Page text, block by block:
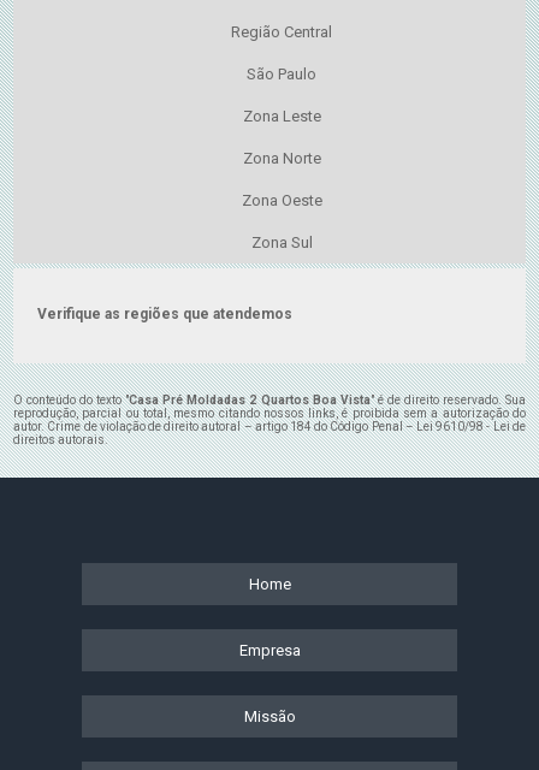
Região Central
São Paulo
Zona Leste
Zona Norte
Zona Oeste
Zona Sul
Verifique as regiões que atendemos
O conteúdo do texto "Casa Pré Moldadas 2 Quartos Boa Vista" é de direito reservado. Sua
reprodução, parcial ou total, mesmo citando nossos links, é proibida sem a autorização do
autor. Crime de violação de direito autoral – artigo 184 do Código Penal –Lei 9610/98 - Lei de
direitos autorais.
Home
Empresa
Missão